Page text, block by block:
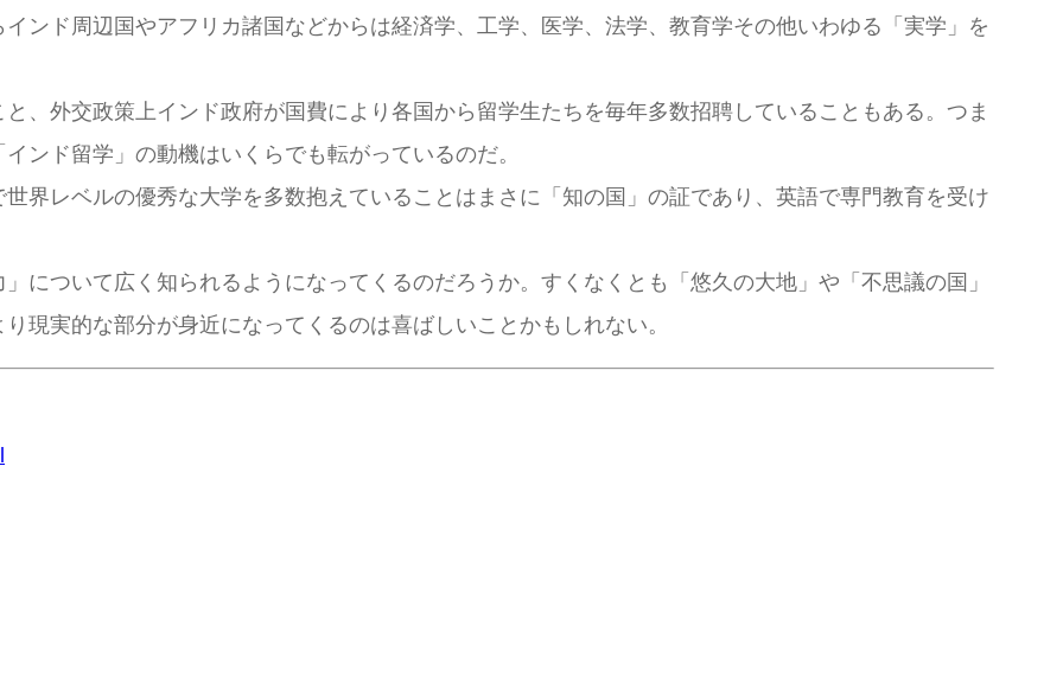
ンド周辺国やアフリカ諸国などからは経済学、工学、医学、法学、教育学その他いわゆる「実学」を
外交政策上インド政府が国費により各国から留学生たちを毎年多数招聘していることもある。つま
ンド留学」の動機はいくらでも転がっているのだ。
レベルの優秀な大学を多数抱えていることはまさに「知の国」の証であり、英語で専門教育を受け
ついて広く知られるようになってくるのだろうか。すくなくとも「悠久の大地」や「不思議の国」
現実的な部分が身近になってくるのは喜ばしいことかもしれない。